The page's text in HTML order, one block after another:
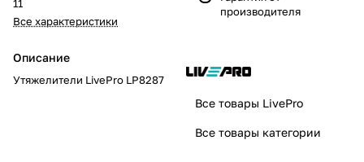
11
Все характеристики
Описание
Утяжелители LivePro LP8287
производителя
Все товары LivePro
Все товары категории